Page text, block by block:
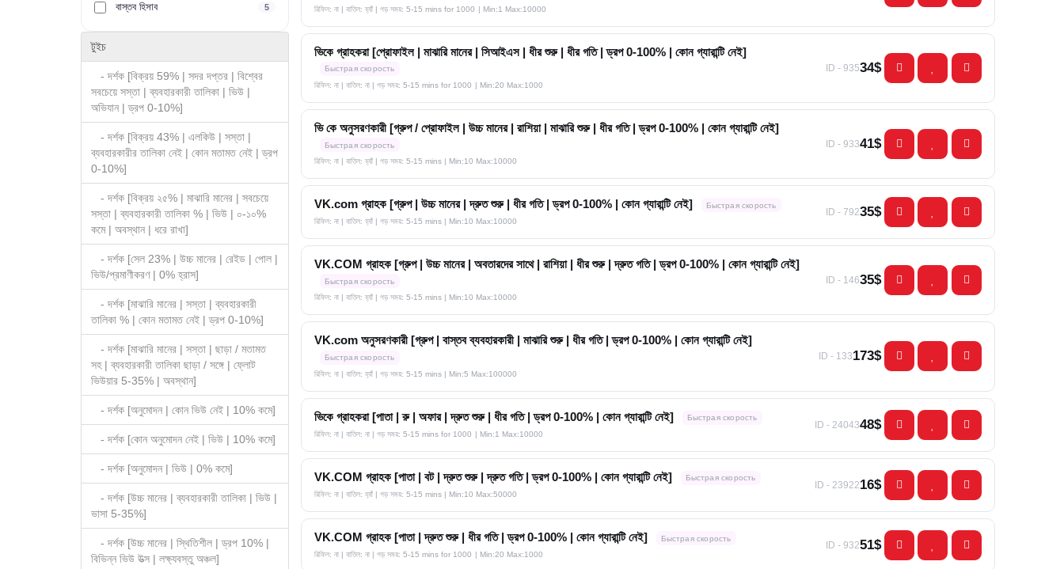
বাস্তব হিসাব 5
টুইচ
- দর্শক [বিক্রয় 59% | সদর দপ্তর | বিশ্বের
সবচেয়ে সস্তা | ব্যবহারকারী তালিকা | ভিউ |
অভিযান | ড্রপ 0-10%]
- দর্শক [বিক্রয় 43% | এলকিউ | সস্তা |
ব্যবহারকারীর তালিকা নেই | কোন মতামত নেই | ড্রপ
0-10%]
- দর্শক [বিক্রয় ২৫% | মাঝারি মানের | সবচেয়ে
সস্তা | ব্যবহারকারী তালিকা % | ভিউ | ০-১০%
কমে | অবস্থান | ধরে রাখা]
- দর্শক [সেল 23% | উচ্চ মানের | রেইড | পোল |
ভিউ/প্রমাণীকরণ | 0% হ্রাস]
- দর্শক [মাঝারি মানের | সস্তা | ব্যবহারকারী
তালিকা % | কোন মতামত নেই | ড্রপ 0-10%]
- দর্শক [মাঝারি মানের | সস্তা | ছাড়া / মতামত
সহ | ব্যবহারকারী তালিকা ছাড়া / সঙ্গে | ফ্লোট
ভিউয়ার 5-35% | অবস্থান]
- দর্শক [অনুমোদন | কোন ভিউ নেই | 10% কমে]
- দর্শক [কোন অনুমোদন নেই | ভিউ | 10% কমে]
- দর্শক [অনুমোদন | ভিউ | 0% কমে]
- দর্শক [উচ্চ মানের | ব্যবহারকারী তালিকা | ভিউ |
ভাসা 5-35%]
- দর্শক [উচ্চ মানের | স্থিতিশীল | ড্রপ 10% |
বিভিন্ন ভিউ উত্স | লক্ষ্যবস্তু অঞ্চল]
রিফিল: না | বাতিল: হ্যাঁ | গড় সময়: 5-15 mins for 1000 | Min:1 Max:10000
ভিকে গ্রাহকরা [প্রোফাইল | মাঝারি মানের | সিআইএস | ধীর শুরু | ধীর গতি | ড্রপ 0-100% | কোন গ্যারান্টি নেই]
Быстрая скорость
রিফিল: না | বাতিল: না | গড় সময়: 5-15 mins for 1000 | Min:20 Max:1000
ID - 93534$
ভি কে অনুসরণকারী [গ্রুপ / প্রোফাইল | উচ্চ মানের | রাশিয়া | মাঝারি শুরু | ধীর গতি | ড্রপ 0-100% | কোন গ্যারান্টি নেই]
Быстрая скорость
রিফিল: না | বাতিল: হ্যাঁ | গড় সময়: 5-15 mins | Min:10 Max:10000
ID - 93341$
VK.com গ্রাহক [গ্রুপ | উচ্চ মানের | দ্রুত শুরু | ধীর গতি | ড্রপ 0-100% | কোন গ্যারান্টি নেই]
Быстрая скорость
রিফিল: না | বাতিল: হ্যাঁ | গড় সময়: 5-15 mins | Min:10 Max:10000
ID - 79235$
VK.COM গ্রাহক [গ্রুপ | উচ্চ মানের | অবতারদের সাথে | রাশিয়া | ধীর শুরু | দ্রুত গতি | ড্রপ 0-100% | কোন গ্যারান্টি নেই]
Быстрая скорость
রিফিল: না | বাতিল: হ্যাঁ | গড় সময়: 5-15 mins
| Min:10 Max:10000
ID - 14635$
VK.com অনুসরণকারী [গ্রুপ | বাস্তব ব্যবহারকারী | মাঝারি শুরু | ধীর গতি | ড্রপ 0-100% | কোন গ্যারান্টি নেই]
Быстрая скорость
রিফিল: না | বাতিল: হ্যাঁ | গড় সময়: 5-15 mins | Min:5 Max:100000
ID - 133173$
ভিকে গ্রাহকরা [পাতা | রু | অফার | দ্রুত শুরু | ধীর গতি | ড্রপ 0-100% | কোন গ্যারান্টি নেই]
Быстрая скорость
রিফিল: না | বাতিল: না | গড় সময়: 5-15 mins for 1000 | Min:1 Max:10000
ID - 2404348$
VK.COM গ্রাহক [পাতা | বট | দ্রুত শুরু | দ্রুত গতি | ড্রপ 0-100% | কোন গ্যারান্টি নেই]
Быстрая скорость
রিফিল: না | বাতিল: হ্যাঁ | গড় সময়: 5-15 mins | Min:10 Max:50000
ID - 2392216$
VK.COM গ্রাহক [পাতা | দ্রুত শুরু | ধীর গতি | ড্রপ 0-100% | কোন গ্যারান্টি নেই]
Быстрая скорость
রিফিল: না | বাতিল: না | গড় সময়: 5-15 mins for 1000 | Min:20 Max:1000
ID - 93251$